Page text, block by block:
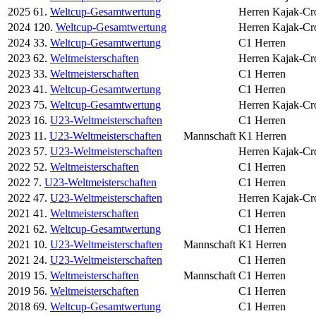
2025 61. Weltcup-Gesamtwertung
Herren Kajak-
2024 120. Weltcup-Gesamtwertung
Herren Kajak-
2024 33. Weltcup-Gesamtwertung
C1 Herren
2023 62. Weltmeisterschaften
Herren Kajak-
2023 33. Weltmeisterschaften
C1 Herren
2023 41. Weltcup-Gesamtwertung
C1 Herren
2023 75. Weltcup-Gesamtwertung
Herren Kajak-
2023 16. U23-Weltmeisterschaften
C1 Herren
2023 11. U23-Weltmeisterschaften Mannschaft K1 Herren
2023 57. U23-Weltmeisterschaften
Herren Kajak-
2022 52. Weltmeisterschaften
C1 Herren
2022 7. U23-Weltmeisterschaften
C1 Herren
2022 47. U23-Weltmeisterschaften
Herren Kajak-
2021 41. Weltmeisterschaften
C1 Herren
2021 62. Weltcup-Gesamtwertung
C1 Herren
2021 10. U23-Weltmeisterschaften Mannschaft K1 Herren
2021 24. U23-Weltmeisterschaften
C1 Herren
2019 15. Weltmeisterschaften Mannschaft C1 Herren
2019 56. Weltmeisterschaften
C1 Herren
2018 69. Weltcup-Gesamtwertung
C1 Herren